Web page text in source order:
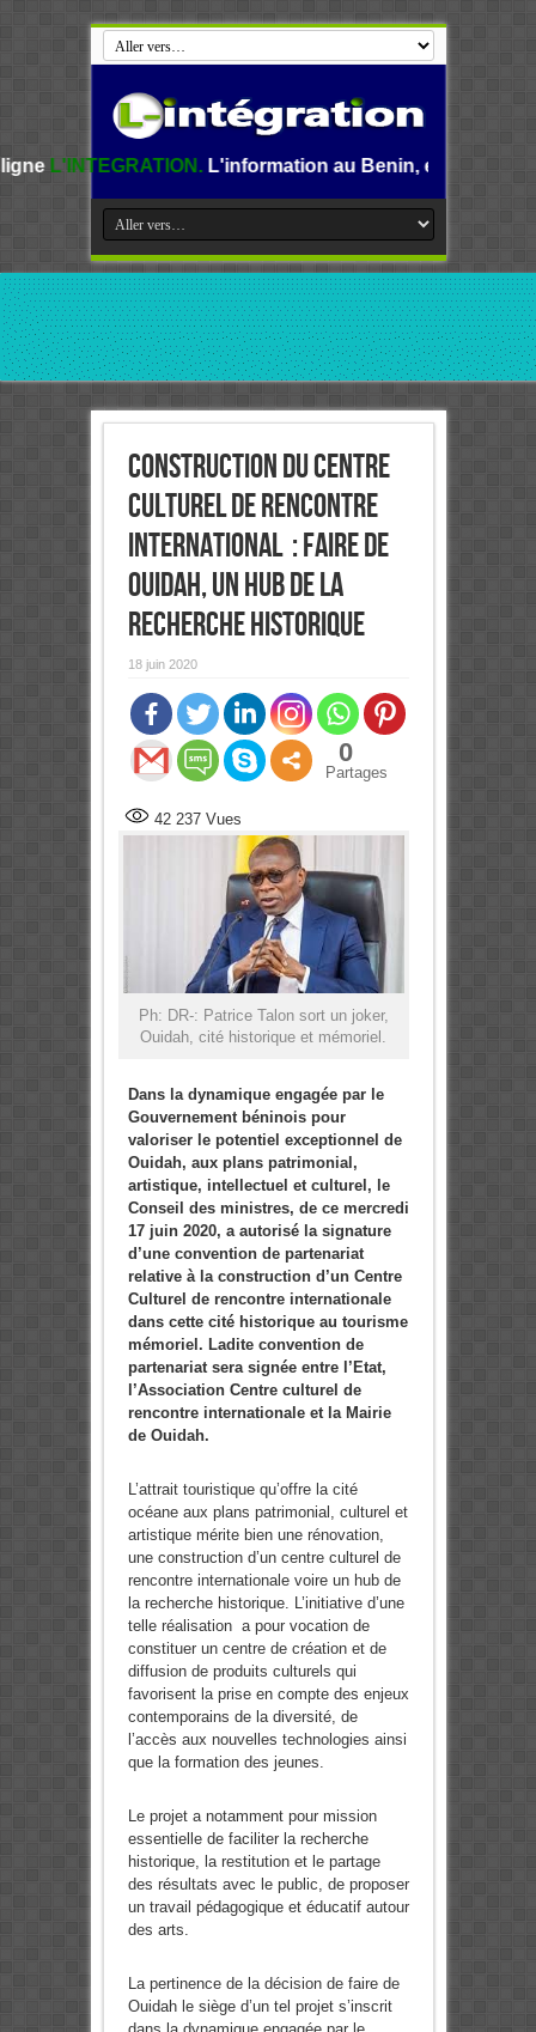
L'information au Benin, en Afrique et dans le
Construction du Centre
culturel de rencontre
international : Faire de
Ouidah, un hub de la
recherche historique
18 juin 2020
0
Partages
42 237Vues
Ph: DR-: Patrice Talon sort un joker,
Ouidah, cité historique et mémoriel.
Dans la dynamique engagée par le
Gouvernement béninois pour
valoriser le potentiel exceptionnel de
Ouidah, aux plans patrimonial,
artistique, intellectuel et culturel, le
Conseil des ministres, de ce mercredi
17 juin 2020, a autorisé la signature
d’une convention de partenariat
relative à la construction d’un Centre
Culturel de rencontre internationale
dans cette cité historique au tourisme
mémoriel. Ladite convention de
partenariat sera signée entre l’Etat,
l’Association Centre culturel de
rencontre internationale et la Mairie
de Ouidah.
L’attrait touristique qu’offre la cité
océane aux plans patrimonial, culturel et
artistique mérite bien une rénovation,
une construction d’un centre culturel de
rencontre internationale voire un hub de
la recherche historique. L’initiative d’une
telle réalisation a pour vocation de
constituer un centre de création et de
diffusion de produits culturels qui
favorisent la prise en compte des enjeux
contemporains de la diversité, de
l’accès aux nouvelles technologies ainsi
que la formation des jeunes.
Le projet a notamment pour mission
essentielle de faciliter la recherche
historique, la restitution et le partage
des résultats avec le public, de proposer
un travail pédagogique et éducatif autour
des arts.
La pertinence de la décision de faire de
Ouidah le siège d’un tel projet s’inscrit